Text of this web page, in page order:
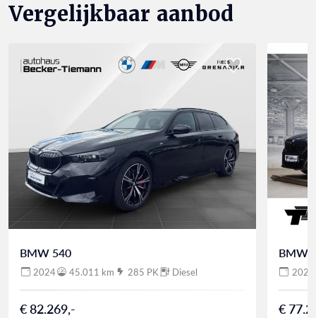
Vergelijkbaar aanbod
BMW 540
2024 45.011 km 285 PK Diesel
€ 82.269,-
BMW
2024
€